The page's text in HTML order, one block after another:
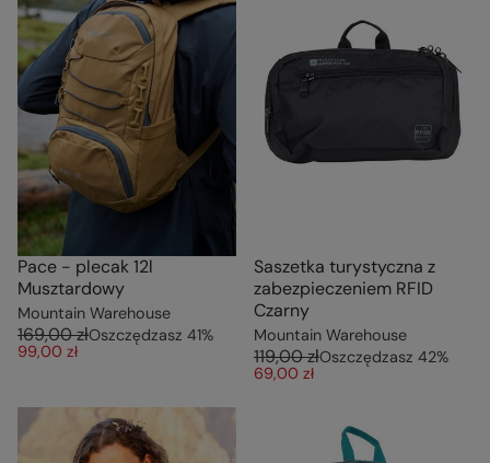
Pace - plecak 12l
Musztardowy
Mountain Warehouse
169,00 złOszczędzasz 41%
99,00 zł
Saszetka turystyczna z
zabezpieczeniem RFID
Czarny
Mountain Warehouse
119,00 złOszczędzasz 42%
69,00 zł